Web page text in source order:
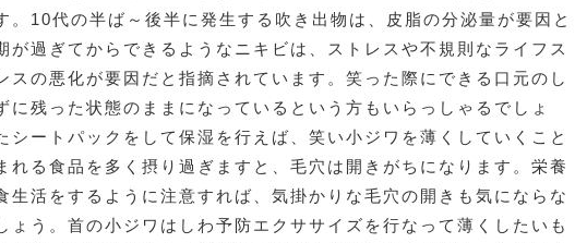
。10代の半ば～後半に発生する吹き出物は、皮脂の分泌量が要因と
が過ぎてからできるようなニキビは、ストレスや不規則なライフス
スの悪化が要因だと指摘されています。笑った際にできる口元のし
に残った状態のままになっているという方もいらっしゃるでしょ
シートパックをして保湿を行えば、笑い小ジワを薄くしていくこと
れる食品を多く摂り過ぎますと、毛穴は開きがちになります。栄養
生活をするように注意すれば、気掛かりな毛穴の開きも気にならな
ょう。首の小ジワはしわ予防エクササイズを行なって薄くしたいも